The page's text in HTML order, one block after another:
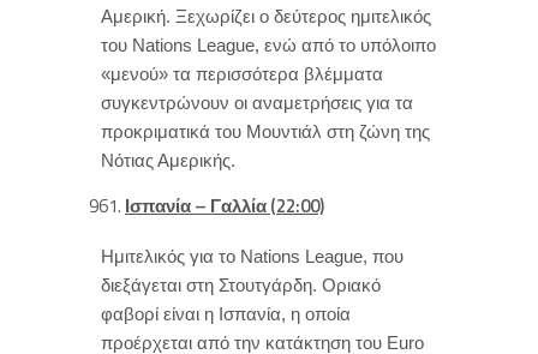
Αμερική. Ξεχωρίζει ο δεύτερος ημιτελικός
του Nations League, ενώ από το υπόλοιπο
«μενού» τα περισσότερα βλέμματα
συγκεντρώνουν οι αναμετρήσεις για τα
προκριματικά του Μουντιάλ στη ζώνη της
Νότιας Αμερικής.
Ισπανία – Γαλλία (22:00)
Ημιτελικός για το Nations League, που
διεξάγεται στη Στουτγάρδη. Οριακό
φαβορί είναι η Ισπανία, η οποία
προέρχεται από την κατάκτηση του Euro